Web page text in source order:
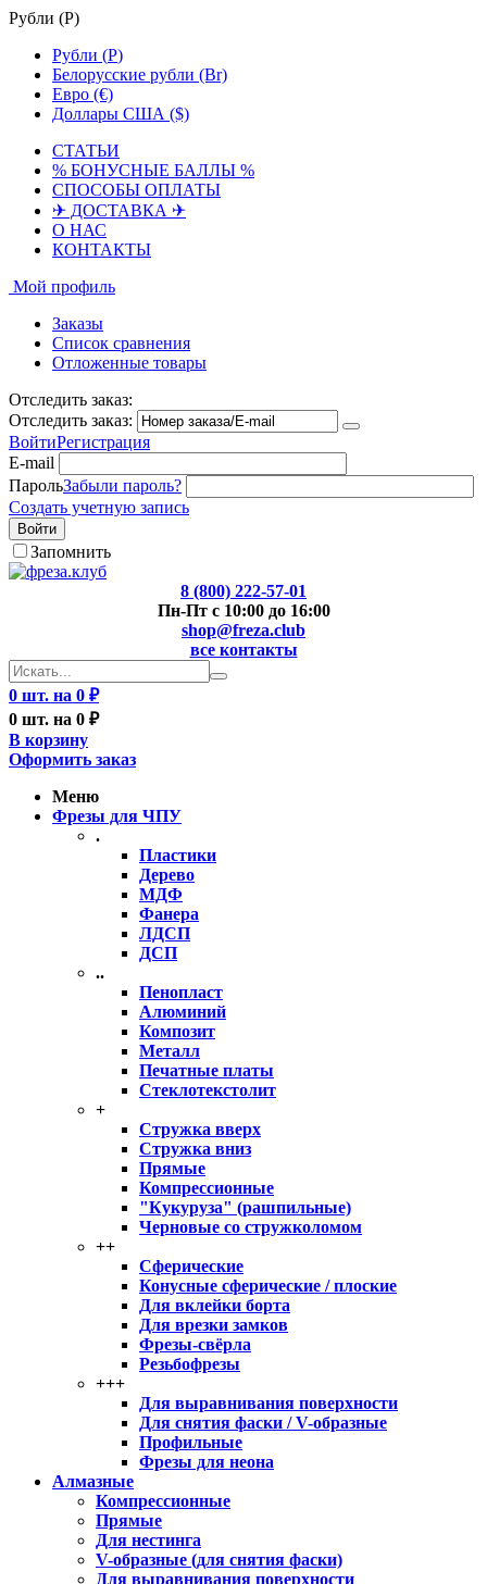
Рубли (Р)
Рубли (Р)
Белорусские рубли (Br)
Евро (€)
Доллары США ($)
СТАТЬИ
% БОНУСНЫЕ БАЛЛЫ %
СПОСОБЫ ОПЛАТЫ
✈ ДОСТАВКА ✈
О НАС
КОНТАКТЫ
Мой профиль
Заказы
Список сравнения
Отложенные товары
Отследить заказ:
Отследить заказ:
ВойтиРегистрация
E-mail
ПарольЗабыли пароль?
Создать учетную запись
Войти
Запомнить
8 (800) 222-57-01
Пн-Пт с 10:00 до 16:00
shop@freza.club
все контакты
0 шт. на 0 ₽
0 шт. на 0 ₽
В корзину
Оформить заказ
Меню
Фрезы для ЧПУ
.
Пластики
Дерево
МДФ
Фанера
ЛДСП
ДСП
..
Пенопласт
Алюминий
Композит
Металл
Печатные платы
Стеклотекстолит
+
Стружка вверх
Стружка вниз
Прямые
Компрессионные
"Кукуруза" (рашпильные)
Черновые со стружколомом
++
Сферические
Конусные сферические / плоские
Для вклейки борта
Для врезки замков
Фрезы-свёрла
Резьбофрезы
+++
Для выравнивания поверхности
Для снятия фаски / V-образные
Профильные
Фрезы для неона
Алмазные
Компрессионные
Прямые
Для нестинга
V-образные (для снятия фаски)
Для выравнивания поверхности